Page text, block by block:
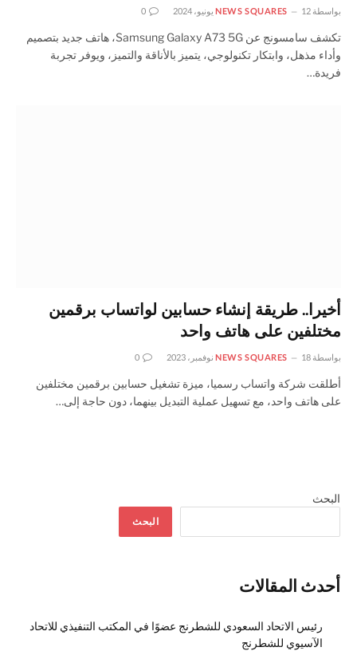
بواسطة NEWS SQUARES 12 يونيو، 2024 0
تكشف سامسونج عن Samsung Galaxy A73 5G، هاتف جديد بتصميم
وأداء مذهل، وابتكار تكنولوجي، يتميز بالأناقة والتميز، ويوفر تجربة
فريدة…
أخيرا.. طريقة إنشاء حسابين لواتساب برقمين
مختلفين على هاتف واحد
بواسطة NEWS SQUARES 18 نوفمبر، 2023 0
أطلقت شركة واتساب رسميا، ميزة تشغيل حسابين برقمين مختلفين
على هاتف واحد، مع تسهيل عملية التبديل بينهما، دون حاجة إلى…
البحث
البحث
أحدث المقالات
رئيس الاتحاد السعودي للشطرنج عضوًا في المكتب التنفيذي للاتحاد
الآسيوي للشطرنج